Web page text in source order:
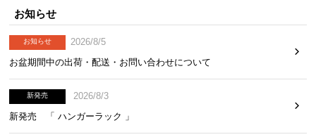
お知らせ
お知らせ
2026/8/5
お盆期間中の出荷・配送・お問い合わせについて
新発売
2026/8/3
新発売 「 ハンガーラック 」